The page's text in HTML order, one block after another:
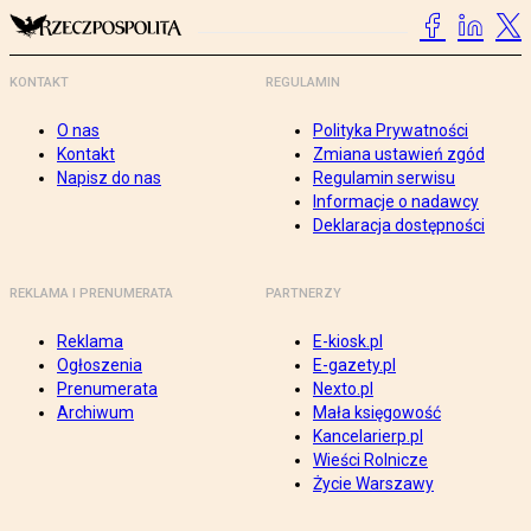
KONTAKT
O nas
Kontakt
Napisz do nas
REGULAMIN
Polityka Prywatności
Zmiana ustawień zgód
Regulamin serwisu
Informacje o nadawcy
Deklaracja dostępności
REKLAMA I PRENUMERATA
Reklama
Ogłoszenia
Prenumerata
Archiwum
PARTNERZY
E-kiosk.pl
E-gazety.pl
Nexto.pl
Mała księgowość
Kancelarierp.pl
Wieści Rolnicze
Życie Warszawy